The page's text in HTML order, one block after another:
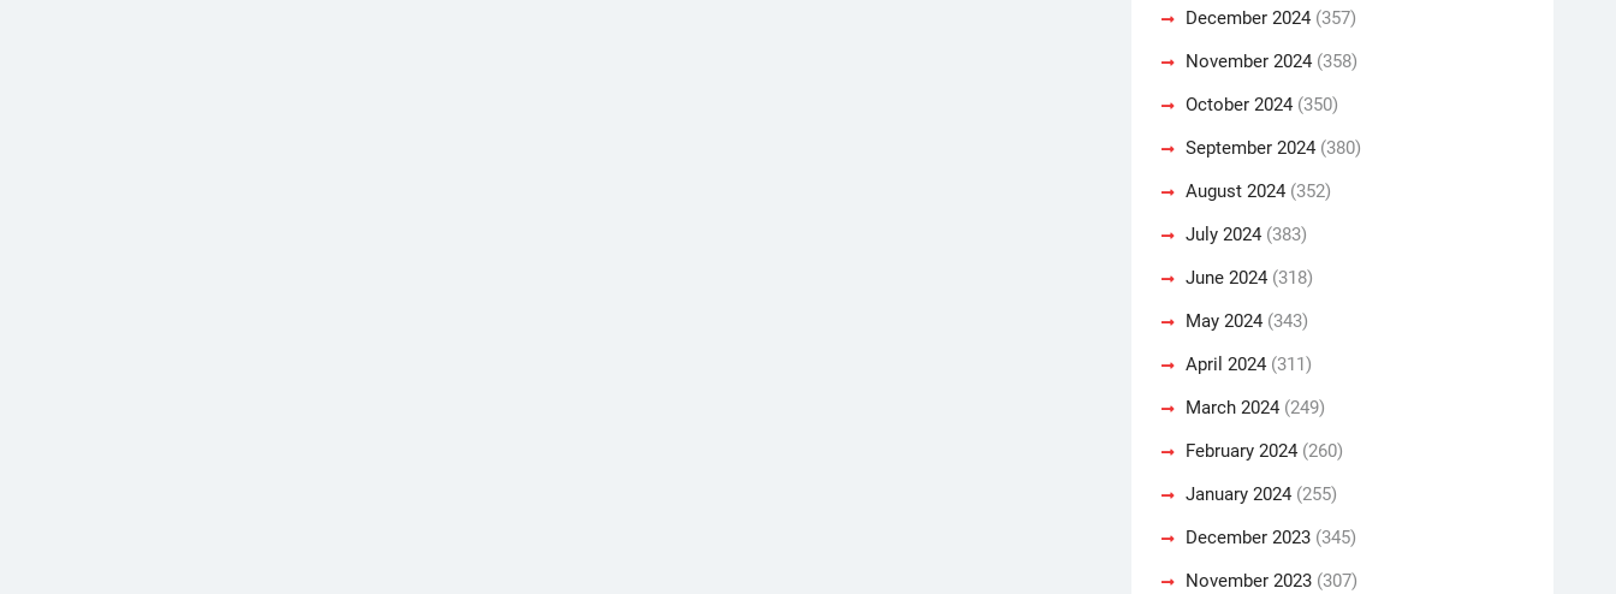
December 2024 (357)
November 2024 (358)
October 2024 (350)
September 2024 (380)
August 2024 (352)
July 2024 (383)
June 2024 (318)
May 2024 (343)
April 2024 (311)
March 2024 (249)
February 2024 (260)
January 2024 (255)
December 2023 (345)
November 2023 (307)